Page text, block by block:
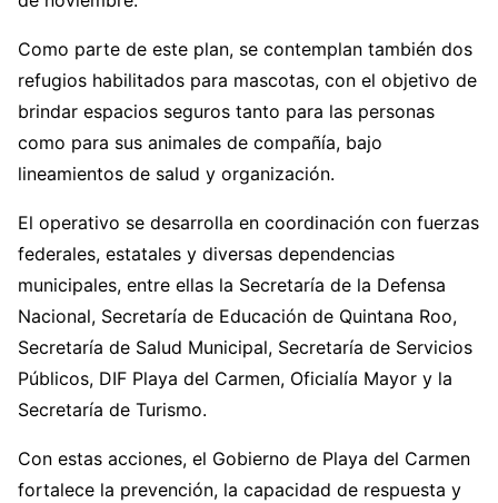
Como parte de este plan, se contemplan también dos
refugios habilitados para mascotas, con el objetivo de
brindar espacios seguros tanto para las personas
como para sus animales de compañía, bajo
lineamientos de salud y organización.
El operativo se desarrolla en coordinación con fuerzas
federales, estatales y diversas dependencias
municipales, entre ellas la Secretaría de la Defensa
Nacional, Secretaría de Educación de Quintana Roo,
Secretaría de Salud Municipal, Secretaría de Servicios
Públicos, DIF Playa del Carmen, Oficialía Mayor y la
Secretaría de Turismo.
Con estas acciones, el Gobierno de Playa del Carmen
fortalece la prevención, la capacidad de respuesta y